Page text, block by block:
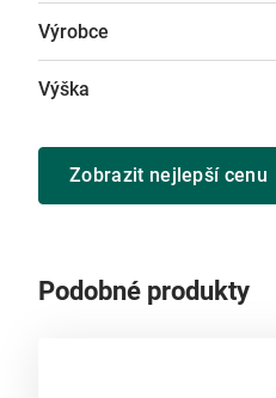
Výrobce
Výška
Zobrazit nejlepší cenu
Podobné produkty